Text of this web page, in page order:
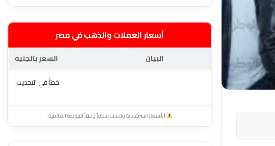
أسعار العملات والذهب في مصر
البيان
السعر بالجنيه
خطأ في التحديث
الأسعار استرشادية وتحدث لحظياً وفقاً للبورصة العالمية.